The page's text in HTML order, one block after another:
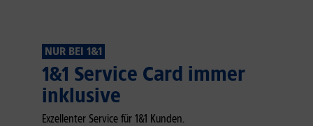
NUR BEI 1&1
1&1 Service Card immer
inklusive
Exzellenter Service für 1&1 Kunden.